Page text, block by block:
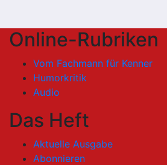
Online-Rubriken
Vom Fachmann für Kenner
Humorkritik
Audio
Das Heft
Aktuelle Ausgabe
Abonnieren